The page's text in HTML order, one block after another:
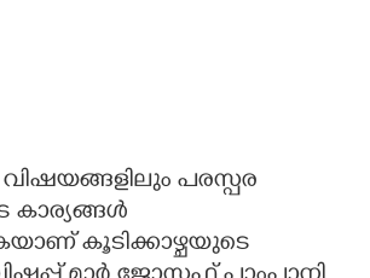
വിഷയങ്ങളിലും പരസ്പര
കൂടിക്കാഴ്ചയുടെ